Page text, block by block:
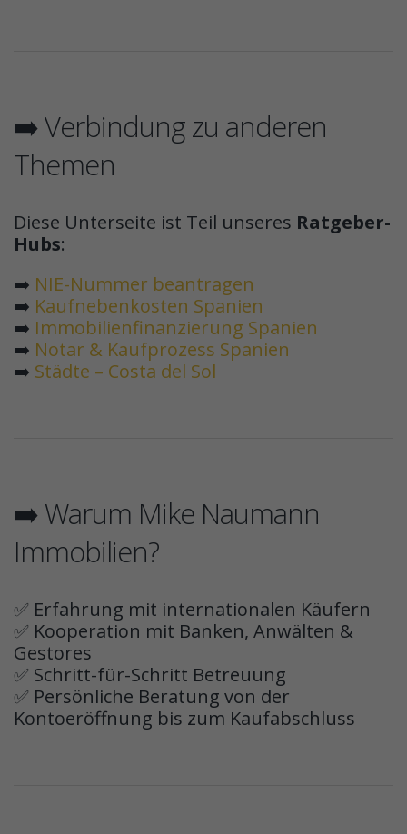
➡️ Verbindung zu anderen
Themen
Diese Unterseite ist Teil unseres Ratgeber-
Hubs:
➡️ NIE-Nummer beantragen
➡️ Kaufnebenkosten Spanien
➡️ Immobilienfinanzierung Spanien
➡️ Notar & Kaufprozess Spanien
➡️ Städte – Costa del Sol
➡️ Warum Mike Naumann
Immobilien?
✅ Erfahrung mit internationalen Käufern
✅ Kooperation mit Banken, Anwälten &
Gestores
✅ Schritt-für-Schritt Betreuung
✅ Persönliche Beratung von der
Kontoeröffnung bis zum Kaufabschluss